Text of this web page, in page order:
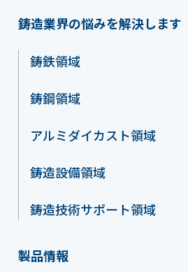
鋳造業界の悩みを解決します
鋳鉄領域
鋳鋼領域
アルミダイカスト領域
鋳造設備領域
鋳造技術サポート領域
製品情報